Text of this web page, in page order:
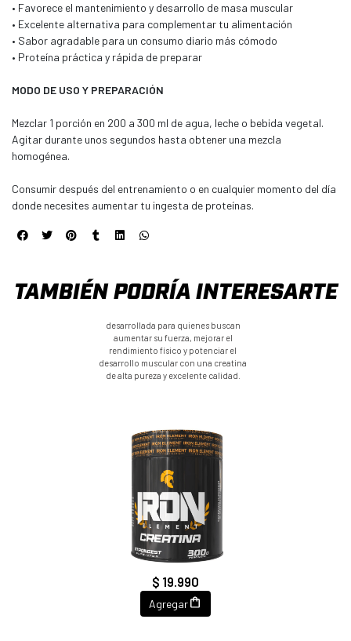
• Favorece el mantenimiento y desarrollo de masa muscular
• Excelente alternativa para complementar tu alimentación
• Sabor agradable para un consumo diario más cómodo
• Proteína práctica y rápida de preparar
MODO DE USO Y PREPARACIÓN
Mezclar 1 porción en 200 a 300 ml de agua, leche o bebida vegetal.
Agitar durante unos segundos hasta obtener una mezcla
homogénea.
Consumir después del entrenamiento o en cualquier momento del día
donde necesites aumentar tu ingesta de proteínas.
TAMBIÉN PODRÍA INTERESARTE
desarrollada para quienes buscan
aumentar su fuerza, mejorar el
rendimiento físico y potenciar el
desarrollo muscular con una creatina
de alta pureza y excelente calidad.
CREATINA IRON ELEMENT
300 GR.
$ 19.990
Agregar